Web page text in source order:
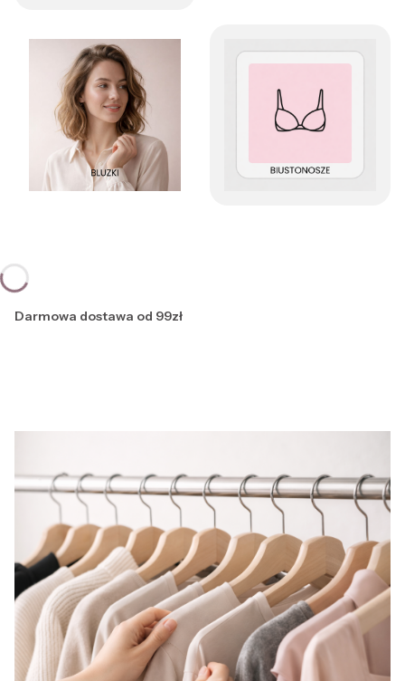
Darmowa dostawa od 99zł